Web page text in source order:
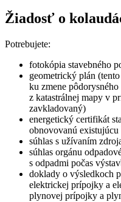
Žiadosť o
Potrebujete:
fotokópia stavebného
geometrický plán
ku zmene
z katastrálnej mapy v
zavkladovaný)
energetický certifikát
obnovovanú
súhlas s užívaním
súhlas orgánu
s odpadmi počas
doklady o výsledkoch
elektrickej prípojky a
plynovej prípojky a